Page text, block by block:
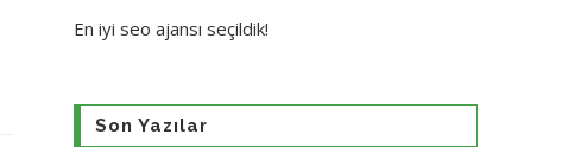
En iyi seo ajansı seçildik!
Son Yazılar